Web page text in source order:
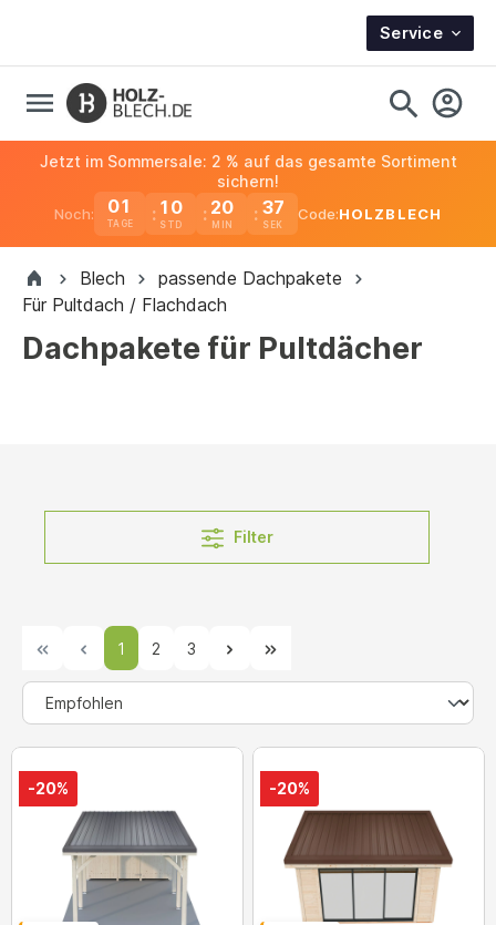
Service
Noch: 01
TAGE
10 20 36
Jetzt im Sommersale: 2 % auf das gesamte Sortiment
sichern!
Code:HOLZBLECH
Blech
passende Dachpakete
Für Pultdach / Flachdach
Dachpakete für Pultdächer
Filter
1 2 3
-20% -20%